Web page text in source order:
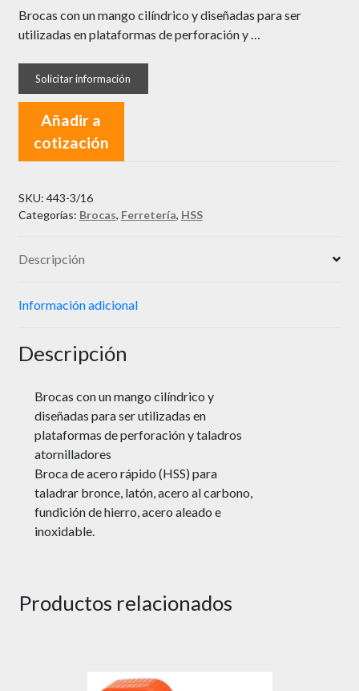
Brocas con un mango cilíndrico y diseñadas para ser
utilizadas en plataformas de perforación y …
Añadir a
cotización
SKU: 443-3/16
Categorías: Brocas, Ferretería, HSS
Descripción
Información adicional
Descripción
Brocas con un mango cilíndrico y
diseñadas para ser utilizadas en
plataformas de perforación y taladros
atornilladores
Broca de acero rápido (HSS) para
taladrar bronce, latón, acero al carbono,
fundición de hierro, acero aleado e
inoxidable.
Productos relacionados